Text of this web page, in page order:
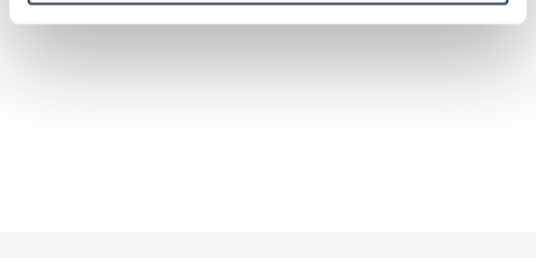
Weitere Informationen:Impressum Datenschutz